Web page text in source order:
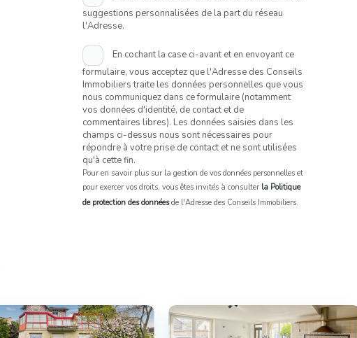
suggestions personnalisées de la part du réseau
l'Adresse.
En cochant la case ci-avant et en envoyant ce
formulaire, vous acceptez que l'Adresse des Conseils
Immobiliers traite les données personnelles que vous
nous communiquez dans ce formulaire (notamment
vos données d'identité, de contact et de
commentaires libres). Les données saisies dans les
champs ci-dessus nous sont nécessaires pour
répondre à votre prise de contact et ne sont utilisées
qu'à cette fin.
Pour en savoir plus sur la gestion de vos données personnelles et
pour exercer vos droits, vous êtes invités à consulter la Politique
de protection des donnéesde l'Adresse des Conseils Immobiliers.